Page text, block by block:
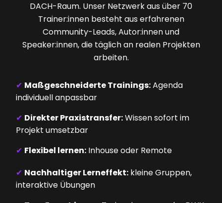
DACH-Raum. Unser Netzwerk aus über 70
Trainer:innen besteht aus erfahrenen
Community-Leads, Autor:innen und
Speaker:innen, die täglich an realen Projekten
arbeiten.
✔ Maßgeschneiderte Trainings:Agenda
individuell anpassbar
✔ Direkter Praxistransfer:Wissen sofort im
Projekt umsetzbar
✔ Flexibel lernen: Inhouse oder Remote
✔ Nachhaltiger Lerneffekt: kleine Gruppen,
interaktive Übungen